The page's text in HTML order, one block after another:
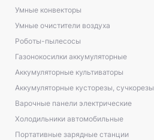
Умные конвекторы
Умные очистители воздуха
Роботы-пылесосы
Газонокосилки аккумуляторные
Аккумуляторные культиваторы
Аккумуляторные кусторезы, сучкорезы
Варочные панели электрические
Холодильники автомобильные
Портативные зарядные станции